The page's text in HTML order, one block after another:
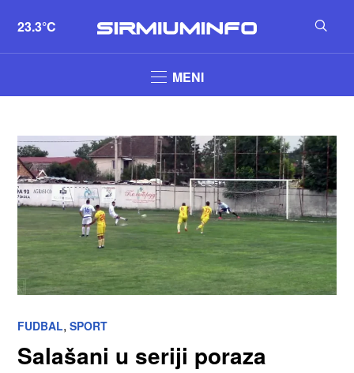
23.3°C
MENI
FUDBAL,SPORT
Salašani u seriji poraza